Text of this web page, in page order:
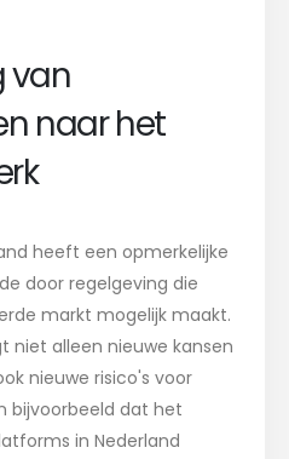
van
naar het
heeft een opmerkelijke
door regelgeving die
markt mogelijk maakt.
niet alleen nieuwe kansen
nieuwe risico's voor
bijvoorbeeld dat het
in Nederland